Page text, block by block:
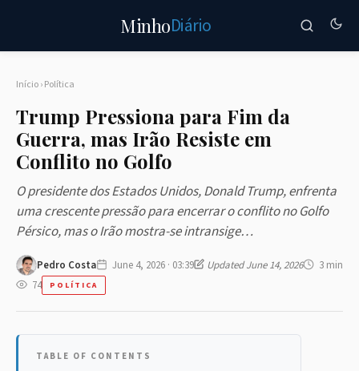
MinhoDiário
Início›Política
Trump Pressiona para Fim da
Guerra, mas Irão Resiste em
Conflito no Golfo
O presidente dos Estados Unidos, Donald Trump, enfrenta
uma crescente pressão para encerrar o conflito no Golfo
Pérsico, mas o Irão mostra-se intransige…
Pedro Costa June 4, 2026 · 03:39 Updated June 14, 2026
3 min
74
POLÍTICA
TABLE OF CONTENTS